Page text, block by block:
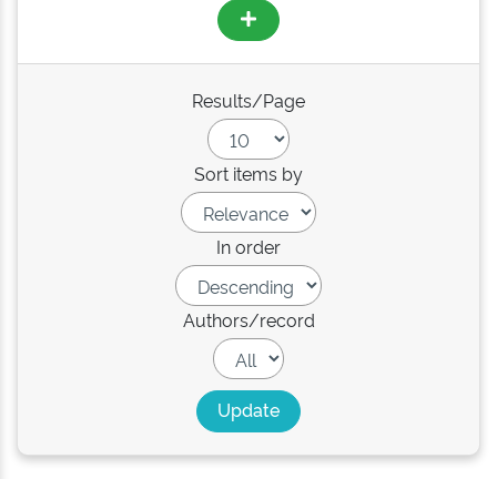
Results/Page
Sort items by
In order
Authors/record